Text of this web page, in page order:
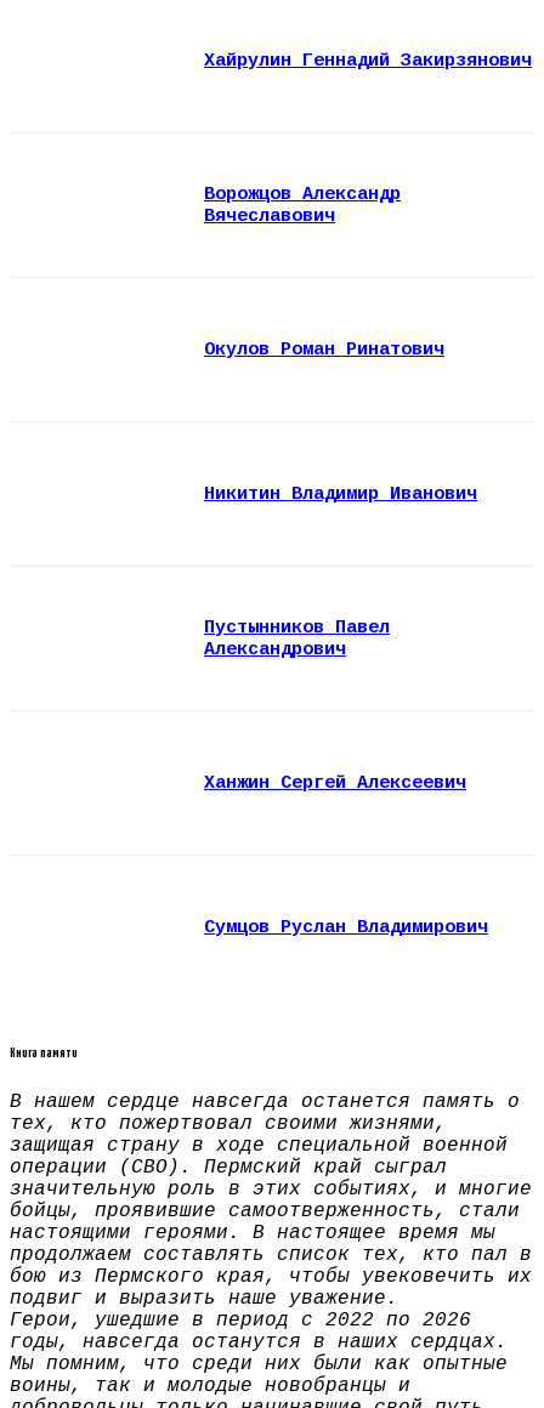
Хайрулин Геннадий Закирзянович
Ворожцов Александр
Вячеславович
Окулов Роман Ринатович
Никитин Владимир Иванович
Пустынников Павел
Александрович
Ханжин Сергей Алексеевич
Сумцов Руслан Владимирович
Книга памяти
В нашем сердце навсегда останется память о
тех, кто пожертвовал своими жизнями,
защищая страну в ходе специальной военной
операции (СВО). Пермский край сыграл
значительную роль в этих событиях, и многие
бойцы, проявившие самоотверженность, стали
настоящими героями. В настоящее время мы
продолжаем составлять список тех, кто пал в
бою из Пермского края, чтобы увековечить их
подвиг и выразить наше уважение.
Герои, ушедшие в период с 2022 по 2026
годы, навсегда останутся в наших сердцах.
Мы помним, что среди них были как опытные
воины, так и молодые новобранцы и